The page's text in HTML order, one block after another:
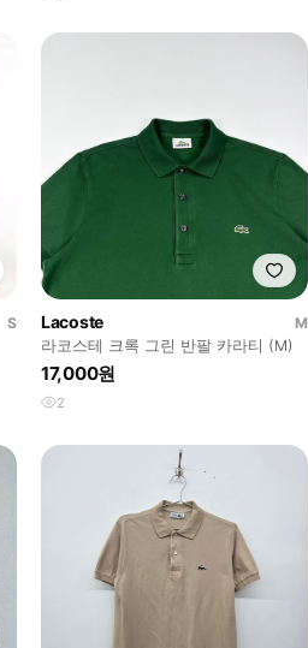
S
Lacoste
M
라코스테 크록 그린 반팔 카라티 (M)
17,000원
2